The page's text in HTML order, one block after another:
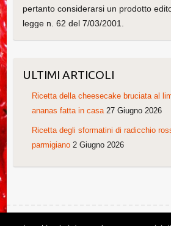
pertanto considerarsi un prodotto
legge n. 62 del 7/03/2001.
ULTIMI ARTICOLI
Ricetta della cheesecake bruciata al
ananas fatta in casa 27 Giugno 2026
Ricetta degli sformatini di radicchio
parmigiano 2 Giugno 2026